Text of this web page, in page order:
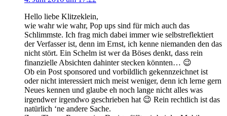
Hello liebe Klitzeklein,
wie wahr wie wahr, Pop ups sind für mich auch das
Schlimmste. Ich frag mich dabei immer wie selbstreflektiert
der Verfasser ist, denn im Ernst, ich kenne niemanden den das
nicht stört. Ein Schelm ist wer da Böses denkt, dass rein
finanzielle Absichten dahinter stecken könnten… 😉
Ob ein Post sponsored und vorbildlich gekennzeichnet ist
oder nicht interessiert mich meist weniger, denn ich lerne gern
Neues kennen und glaube eh noch lange nicht alles was
irgendwer irgendwo geschrieben hat 😉 Rein rechtlich ist das
natürlich ‘ne andere Sache.